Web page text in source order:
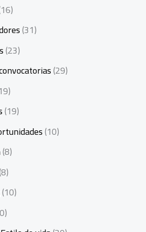
(31)
(23)
(29)
(19)
(10)
(8)
(10)